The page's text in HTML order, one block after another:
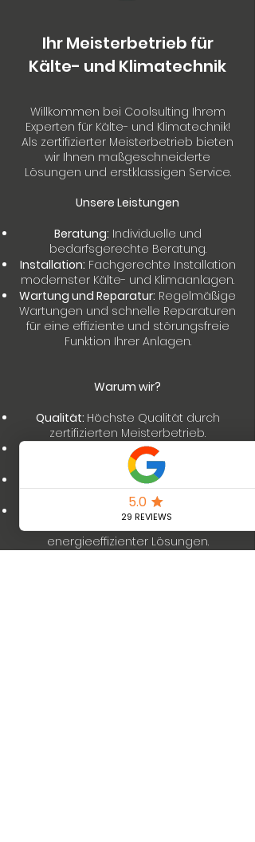
Ihr Meisterbetrieb für
Kälte- und Klimatechnik
Willkommen bei Coolsulting Ihrem
Experten für Kälte- und Klimatechnik!
Als zertifizierter Meisterbetrieb bieten
wir Ihnen maßgeschneiderte
Lösungen und erstklassigen Service.
Unsere Leistungen
Beratung: Individuelle und
bedarfsgerechte Beratung.
Installation: Fachgerechte Installation
modernster Kälte- und Klimaanlagen.
Wartung und Reparatur: Regelmäßige
Wartungen und schnelle Reparaturen
für eine effiziente und störungsfreie
Funktion Ihrer Anlagen.
Warum wir?
Qualität: Höchste Qualität durch
zertifizierten Meisterbetrieb.
Langjährige Erfahrung und
Fachkompetenz.
Kundenzufriedenheit:Ihr Vertrauen
und Ihre Zufriedenheit sind unser Ziel.
Umweltfreundlich:Einsatz
umweltfreundlicher und
energieeffizienter Lösungen.